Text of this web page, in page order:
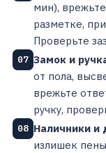
мин),
разметке,
Проверьте
07 Замок и
от пола,
врежьте
ручку,
08 Наличники и
излишек